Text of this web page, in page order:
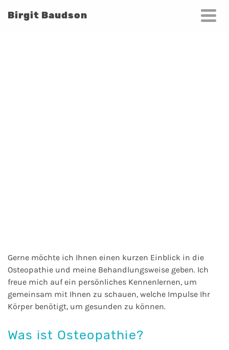
Birgit Baudson
Gerne möchte ich Ihnen einen kurzen Einblick in die
Osteopathie und meine Behandlungsweise geben. Ich
freue mich auf ein persönliches Kennenlernen, um
gemeinsam mit Ihnen zu schauen, welche Impulse Ihr
Körper benötigt, um gesunden zu können.
Was ist Osteopathie?